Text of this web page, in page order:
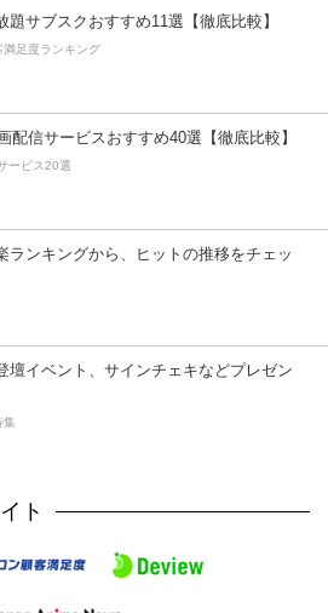
題サブスクおすすめ11選【徹底比較】
満足度ランキング
配信サービスおすすめ40選【徹底比較】
ービス20選
ランキングから、ヒットの推移をチェッ
壇イベント、サインチェキなどプレゼン
集
ト